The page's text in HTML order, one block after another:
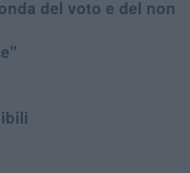
del voto e del non